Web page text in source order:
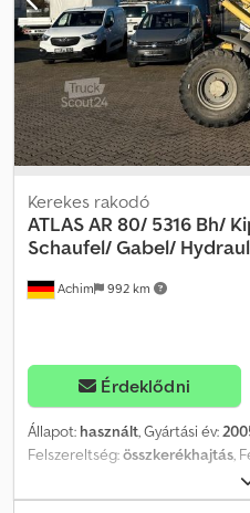
Működési jellemzők CE jelölés:
száma: 1 Állapot Általános
megjelenés: jó Egyéb
információk További
kapcsolatot Philip Müllerrel: , , p-).
Achim 992 km
Kerekes rakodó
ATLASAR 80/ 5316 Bh/
Schaufel/ Gabel/
Érdeklődni
Állapot: használt, Gyártási év:
Felszereltség:összkerékhajtás,
Motorteljesítmény: 53,5 kW * 20
Hidraulikus csatlakozók *